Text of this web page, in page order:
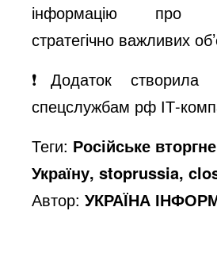
інформацію про
стратегічно важливих
❗️Додаток створила
спецслужбам рф ІТ-
Теги: Російське
Україну, stoprussia,
Автор:УКРАЇНА